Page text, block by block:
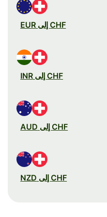
CHF إلى EUR
CHF إلى INR
CHF إلى AUD
CHF إلى NZD